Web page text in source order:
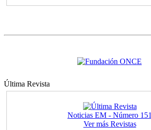
Última Revista
Noticias EM - Número 151
Ver más Revistas